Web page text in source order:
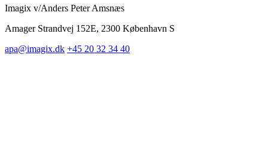
Imagix v/Anders Peter Amsnæs
Amager Strandvej 152E, 2300 København S
apa@imagix.dk +45 20 32 34 40